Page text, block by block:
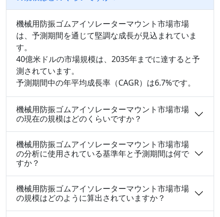
機械用防振ゴムアイソレーターマウント市場市場
は、予測期間を通じて堅調な成長が見込まれていま
す。
40億米ドルの市場規模は、2035年までに達すると予
測されています。
予測期間中の年平均成長率（CAGR）は6.7%です。
機械用防振ゴムアイソレーターマウント市場市場
の現在の規模はどのくらいですか？
機械用防振ゴムアイソレーターマウント市場市場
の分析に使用されている基準年と予測期間は何で
すか？
機械用防振ゴムアイソレーターマウント市場市場
の規模はどのように算出されていますか？